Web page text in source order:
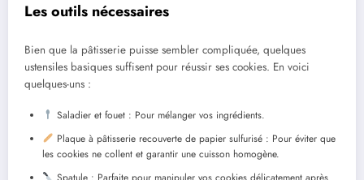
Les outils nécessaires
Bien que la pâtisserie puisse sembler compliquée, quelques
ustensiles basiques suffisent pour réussir ses cookies. En voici
quelques-uns :
Saladier et fouet : Pour mélanger vos ingrédients.
Plaque à pâtisserie recouverte de papier sulfurisé : Pour éviter que
les cookies ne collent et garantir une cuisson homogène.